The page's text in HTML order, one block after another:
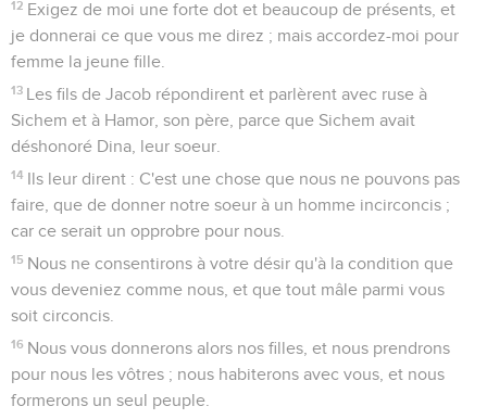
12 Exigez de moi une forte dot et beaucoup de présents, et
je donnerai ce que vous me direz ; mais accordez-moi pour
femme la jeune fille.
13 Les fils de Jacob répondirent et parlèrent avec ruse à
Sichem et à Hamor, son père, parce que Sichem avait
déshonoré Dina, leur soeur.
14 Ils leur dirent : C'est une chose que nous ne pouvons pas
faire, que de donner notre soeur à un homme incirconcis ;
car ce serait un opprobre pour nous.
15 Nous ne consentirons à votre désir qu'à la condition que
vous deveniez comme nous, et que tout mâle parmi vous
soit circoncis.
16 Nous vous donnerons alors nos filles, et nous prendrons
pour nous les vôtres ; nous habiterons avec vous, et nous
formerons un seul peuple.